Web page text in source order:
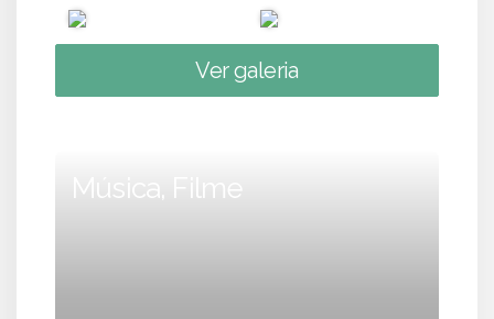
Ver galeria
Música, Filme